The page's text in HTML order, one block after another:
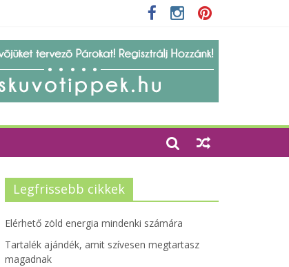
erősítése
Legfrissebb cikkek
Elérhető zöld energia mindenki számára
Tartalék ajándék, amit szívesen megtartasz
magadnak